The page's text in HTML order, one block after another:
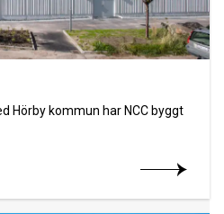
Hörby kommun har NCC byggt